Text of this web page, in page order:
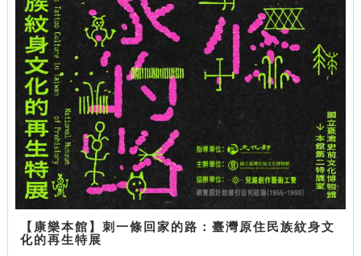
【康樂本館】刺一條回家的路：臺灣原住民族紋身文
化的再生特展